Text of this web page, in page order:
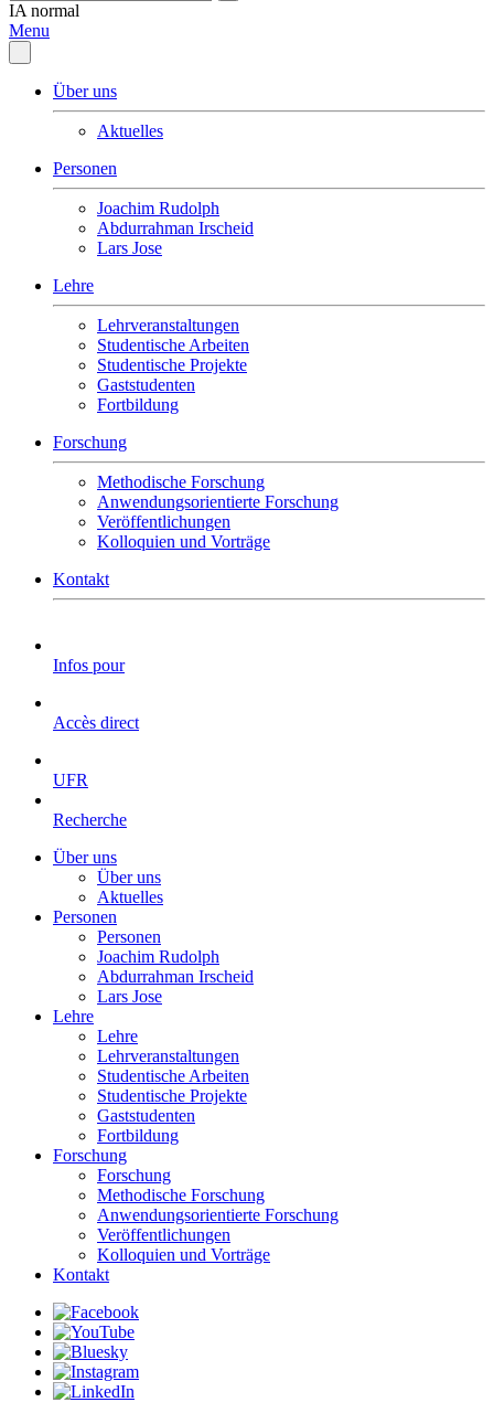
IA normal
Menu
Über uns
Aktuelles
Personen
Joachim Rudolph
Abdurrahman Irscheid
Lars Jose
Lehre
Lehrveranstaltungen
Studentische Arbeiten
Studentische Projekte
Gaststudenten
Fortbildung
Forschung
Methodische Forschung
Anwendungsorientierte Forschung
Veröffentlichungen
Kolloquien und Vorträge
Kontakt
Infos pour
Accès direct
UFR
Recherche
Über uns
Über uns
Aktuelles
Personen
Personen
Joachim Rudolph
Abdurrahman Irscheid
Lars Jose
Lehre
Lehre
Lehrveranstaltungen
Studentische Arbeiten
Studentische Projekte
Gaststudenten
Fortbildung
Forschung
Forschung
Methodische Forschung
Anwendungsorientierte Forschung
Veröffentlichungen
Kolloquien und Vorträge
Kontakt